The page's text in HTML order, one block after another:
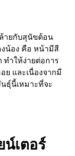
ายกับสุนัขต้อน
น้อง คือ หน้ามีสี
ำให้ง่ายต่อการ
ย และเนื่องจากมี
ธุ์นี้เหมาะที่จะ
น์เตอร์